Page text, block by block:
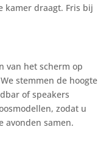
kamer draagt. Fris bij
van het scherm op
stemmen de hoogte
of speakers
zodat u
avonden samen.